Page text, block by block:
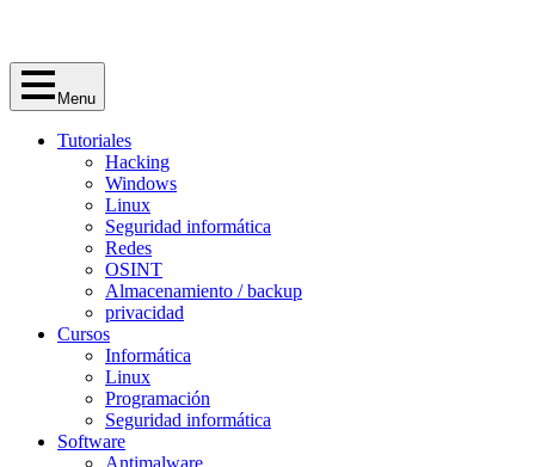
Menu
Tutoriales
Hacking
Windows
Linux
Seguridad informática
Redes
OSINT
Almacenamiento / backup
privacidad
Cursos
Informática
Linux
Programación
Seguridad informática
Software
Antimalware